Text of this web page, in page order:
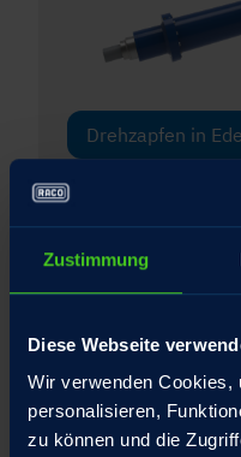
Zustimmung
Diese Webseite
Wir verwenden Cookies,
personalisieren,
zu können und die
Drehzapfen in
eigener
Integrierte
Schubrohr